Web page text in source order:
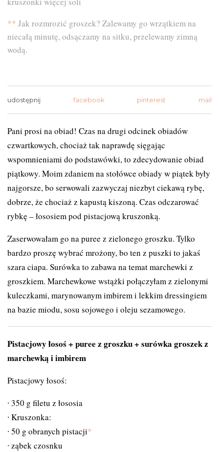
** Jak rozmrozić groszek? Zalewamy go wrzątkiem na
niecałą minutę, odsączamy na sitku, przelewamy zimną
wodą.
udostępnij facebook pinterest mail
Pani prosi na obiad! Czas na drugi odcinek obiadów
czwartkowych, chociaż tak naprawdę sięgając
wspomnieniami do podstawówki, to zdecydowanie obiad
piątkowy. Moim zdaniem na stołówce obiady w piątek były
najgorsze, bo serwowali zazwyczaj niezbyt ciekawą rybę,
dobrze, że chociaż z kapustą kiszoną. Czas odczarować
rybkę – łososiem pod pistacjową kruszonką.
Zaserwowałam go na puree z zielonego groszku. Tylko
bardzo proszę wybrać mrożony, bo ten z puszki to jakaś
szara ciapa. Surówka to zabawa na temat marchewki z
groszkiem. Marchewkowe wstążki połączyłam z zielonymi
kuleczkami, marynowanym imbirem i lekkim dressingiem
na bazie miodu, sosu sojowego i oleju sezamowego.
Pistacjowy łosoś + puree z groszku + surówka groszek z
marchewką i imbirem
Pistacjowy łosoś:
350 g filetu z łososia
Kruszonka:
50 g obranych pistacji*
ząbek czosnku